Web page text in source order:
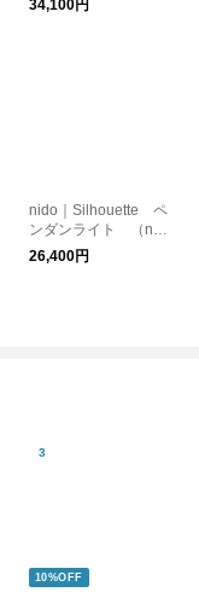
ジ ブラック アフター
34,100円
nido｜Silhouette ペ
ンダンライト （n
8）
26,400円
10%OFF